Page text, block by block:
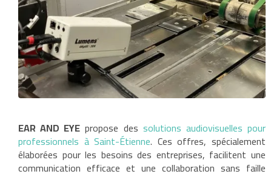
EAR AND EYE propose des solutions audiovisuelles pour
professionnels à Saint-Étienne. Ces offres, spécialement
élaborées pour les besoins des entreprises, facilitent une
communication efficace et une collaboration sans faille